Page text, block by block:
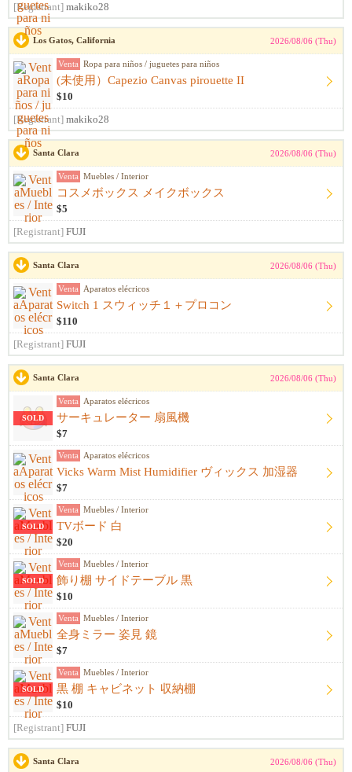
[Registrant] makiko28
Los Gatos, California 2026/08/06 (Thu)
Venta Ropa para niños / juguetes para niños
(未使用）Capezio Canvas pirouette II
$10
[Registrant] makiko28
Santa Clara 2026/08/06 (Thu)
Venta Muebles / Interior
コスメボックス メイクボックス
$5
[Registrant] FUJI
Santa Clara 2026/08/06 (Thu)
Venta Aparatos elécricos
Switch 1 スウィッチ１＋プロコン
$110
[Registrant] FUJI
Santa Clara 2026/08/06 (Thu)
SOLD
Venta Aparatos elécricos
サーキュレーター 扇風機
$7
Venta Aparatos elécricos
Vicks Warm Mist Humidifier ヴィックス 加湿器
$7
SOLD
Venta Muebles / Interior
TVボード 白
$20
SOLD
Venta Muebles / Interior
飾り棚 サイドテーブル 黒
$10
Venta Muebles / Interior
全身ミラー 姿見 鏡
$7
SOLD
Venta Muebles / Interior
黒 棚 キャビネット 収納棚
$10
[Registrant] FUJI
Santa Clara 2026/08/06 (Thu)